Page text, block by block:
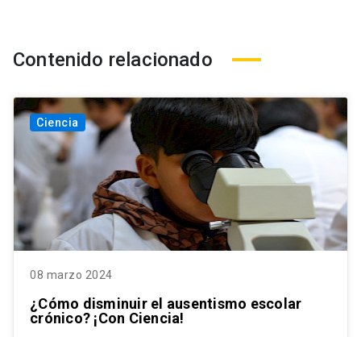
Contenido relacionado
Ciencia
08 marzo 2024
¿Cómo disminuir el ausentismo escolar
crónico? ¡Con Ciencia!